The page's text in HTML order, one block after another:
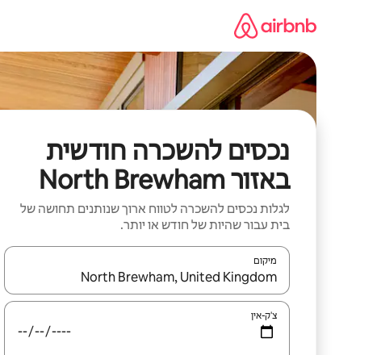
נכסים להשכרה חודשית
באזור North Brewham
לגלות נכסים להשכרה לטווח ארוך שנותנים תחושה של
בית עבור שהיות של חודש או יותר.
מיקום
כאשר התוצאות יהיו זמינות, יש לנווט עם מקשי החיצים
צ'ק-אין